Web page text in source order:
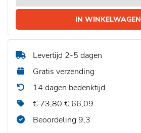
IN WINKELWAGEN
Levertijd 2-5 dagen
Gratis verzending
14 dagen bedenktijd
€ 73,80€ 66,09
Beoordeling 9,3